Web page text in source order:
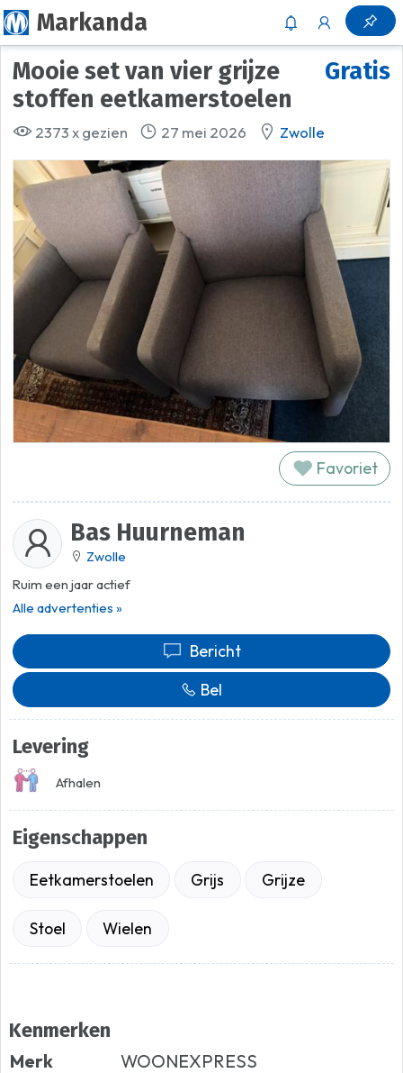
Markanda
Gratis
Mooie set van vier grijze
stoffen eetkamerstoelen
2373 x gezien 27 mei 2026 Zwolle
Favoriet
Bas Huurneman
Zwolle
Ruim een jaar actief
Alle advertenties »
Bericht
Bel
Levering
Afhalen
Eigenschappen
Eetkamerstoelen Grijs Grijze
Stoel Wielen
Kenmerken
Merk
WOONEXPRESS